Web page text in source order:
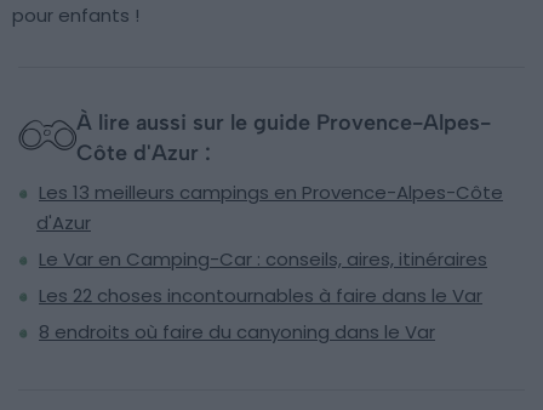
pour enfants !
À lire aussi sur le guide Provence-Alpes-
Côte d'Azur :
Les 13 meilleurs campings en Provence-Alpes-Côte
d'Azur
Le Var en Camping-Car : conseils, aires, itinéraires
Les 22 choses incontournables à faire dans le Var
8 endroits où faire du canyoning dans le Var